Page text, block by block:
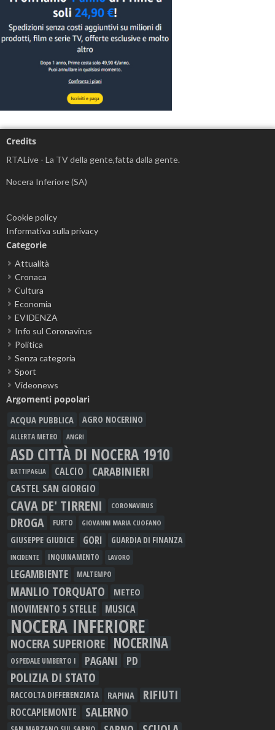
Credits
RTALive - La TV della gente,fatta dalla gente.
Nocera Inferiore (SA)
Cookie policy
Informativa sulla privacy
Categorie
Attualità
Cronaca
Cultura
Economia
EVIDENZA
Info sul Coronavirus
Politica
Senza categoria
Sport
Videonews
Argomenti popolari
ACQUA PUBBLICA AGRO NOCERINO
ALLERTA METEO ANGRI
ASD CITTÀ DI NOCERA 1910
BATTIPAGLIA CALCIO CARABINIERI
CASTEL SAN GIORGIO
CAVA DE' TIRRENI CORONAVIRUS
DROGA FURTO GIOVANNI MARIA CUOFANO
GIUSEPPE GIUDICE GORI GUARDIA DI FINANZA
INCIDENTE INQUINAMENTO LAVORO
LEGAMBIENTE MALTEMPO
MANLIO TORQUATO METEO
MOVIMENTO 5 STELLE MUSICA
NOCERA INFERIORE
NOCERA SUPERIORE NOCERINA
OSPEDALE UMBERTO I PAGANI PD
POLIZIA DI STATO
RACCOLTA DIFFERENZIATA RAPINA RIFIUTI
ROCCAPIEMONTE SALERNO